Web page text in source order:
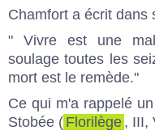
Chamfort a écrit dans
" Vivre est une
soulage toutes les
mort est le remède."
Ce qui m'a rappelé
Stobée ( Florilège , III,